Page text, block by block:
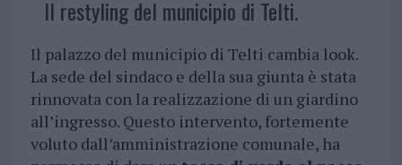
Il restyling del municipio di Telti.
Il palazzo del municipio di Telti cambia look.
La sede del sindaco e della sua giunta è stata
rinnovata con la realizzazione di un giardino
all’ingresso. Questo intervento, fortemente
voluto dall’amministrazione comunale, ha